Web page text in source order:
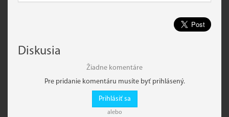
Diskusia
Žiadne komentáre
Pre pridanie komentáru musíte byť prihlásený.
Prihlásiť sa
alebo